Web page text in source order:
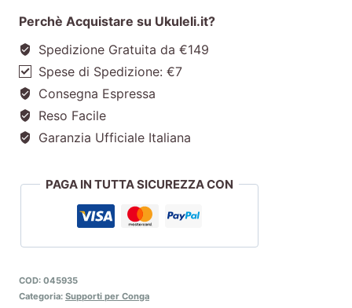
Perchè Acquistare su Ukuleli.it?
Spedizione Gratuita da €149
Spese di Spedizione: €7
Consegna Espressa
Reso Facile
Garanzia Ufficiale Italiana
PAGA IN TUTTA SICUREZZA CON
COD: 045935
Categoria: Supporti per Conga